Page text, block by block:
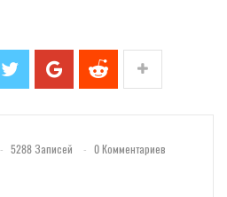
5288 Записей 0 Комментариев